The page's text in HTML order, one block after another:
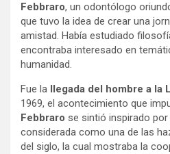
Febbraro, un odontólogo
que tuvo la idea de crear una
amistad. Había estudiado
encontraba interesado en
humanidad.
Fue la llegada del hombre a la
1969, el acontecimiento que
Febbraro se sintió inspirado
considerada como una de las
del siglo, la cual mostraba la